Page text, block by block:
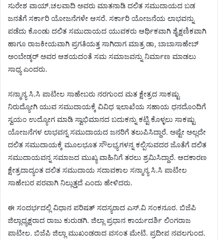
ಸುರೇಶ ವಾಯ್.ಚಲವಾದಿ ಅವರು ಮಾತನಾಡಿ ದಲಿತ ಸಮುದಾಯದ ಬಡ
ಜನತೆಗೆ ಸರ್ಕಾರಿ ಯೋಜನೆಗಳೇ ಆಸರೆ. ಸರ್ಕಾರಿ ಯೋಜನೆಯ ಲಾಭವನ್ನು
ಪಡೆದು ಕೊಂಡು ದಲಿತ ಸಮುದಾಯದ ಯುವಕರು ಆರ್ಥಿಕವಾಗಿ ಶೈಕ್ಷಣಿಕವಾಗಿ
ಹಾಗೂ ರಾಜಕೀಯವಾಗಿ ಪ್ರಗತಿಯತ್ತ ಸಾಗಿದಾಗ ಮಾತ್ರ ಡಾ, ಬಾಬಾಸಾಹೇಬ್
ಅಂಬೇಡ್ಕರ್ ಅವರ ಆಶಯದಂತೆ ಸಮ ಸಮಾಜವನ್ನು ನಿರ್ಮಾಣ ಮಾಡಲು
ಸಾಧ್ಯ ಎಂದರು.
ಸನ್ಮಾನ್ಯ ಸಿ.ಸಿ ಪಾಟೀಲ ಸಾಹೇಬರು ನರಗುಂದ ಮತ ಕ್ಷೇತ್ರದ ಸಾಕಷ್ಟು
ನಿರುದ್ಯೋಗಿ ಯುವ ಸಮುದಾಯಕ್ಕೆ ವಿವಿಧ ಇಲಾಖೆಯ ಸಹಾಯ ಧನದೊಂದಿಗೆ
ಸ್ವಯಂ ಉದ್ಯೋಗ ಮಾಡಿ ಸ್ವಾಭಿಮಾನದ ಬದುಕನ್ನು ಕಟ್ಟಿ ಕೊಳ್ಳಲು ಸಾಕಷ್ಟು
ಯೋಜನೆಗಳ ಲಾಭವನ್ನ ಸಮುದಾಯದ ಜನರಿಗೆ ತಲುಪಿಸಿದ್ದಾರೆ. ಅಷ್ಟೇ ಅಲ್ಲದೇ
ದಲಿತ ಸಮುದಾಯಕ್ಕೆ ಮೂಲಭೂತ ಸೌಲಭ್ಯಗಳನ್ನ ಕಲ್ಪಿಸುವದರ ಜೊತೆಗೆ ದಲಿತ
ಸಮುದಾಯವನ್ನ ಸಮಾಜದ ಮುಖ್ಯ ವಾಹಿನಿಗೆ ತರಲು ಶ್ರಮಿಸಿದ್ದಾರೆ. ಆದಕಾರಣ
ಕ್ಷೇತ್ರದಾದ್ಯಂತ ದಲಿತ ಸಮುದಾಯ ಸದಾವಕಾಲ ಸನ್ಮಾನ್ಯ ಸಿ.ಸಿ ಪಾಟೀಲ
ಸಾಹೇಬರ ಪರವಾಗಿ ನಿಲ್ಲುತ್ತದೆ ಎಂದು ಹೇಳಿದರು.
ಈ ಸಂದರ್ಭದಲ್ಲಿ ವಿಧಾನ ಪರಿಷತ್ ಸದಸ್ಯರಾದ ಎಸ್.ವಿ ಸಂಕನೂರ. ಬಿಜೆಪಿ
ಜಿಲ್ಲಾಧ್ಯಕ್ಷರಾದ ರಾಜು ಕುರುಡಗಿ. ಜಿಲ್ಲಾ ಪ್ರಧಾನ ಕಾರ್ಯದರ್ಶಿ ಲಿಂಗರಾಜ
ಪಾಟೀಲ. ಬಿಜೆಪಿ ಜಿಲ್ಲಾ ಮುಖಂಡರಾದ ವಸಂತ ಮೇಟಿ. ಪ್ರದೀಪ ನವಲಗುಂದ.